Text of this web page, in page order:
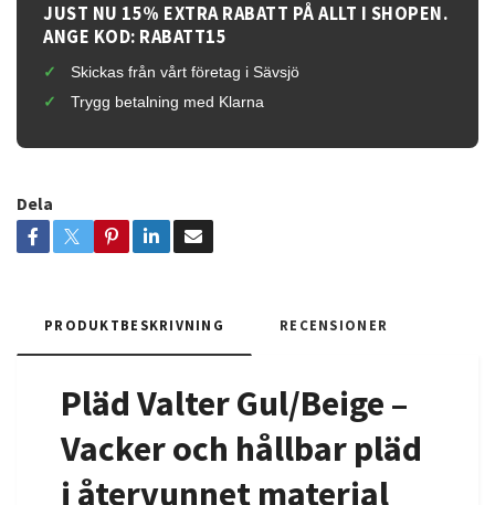
JUST NU 15% EXTRA RABATT PÅ ALLT I SHOPEN.
ANGE KOD: RABATT15
Skickas från vårt företag i Sävsjö
Trygg betalning med Klarna
Dela
PRODUKTBESKRIVNING RECENSIONER
Pläd Valter Gul/Beige –
Vacker och hållbar pläd
i återvunnet material